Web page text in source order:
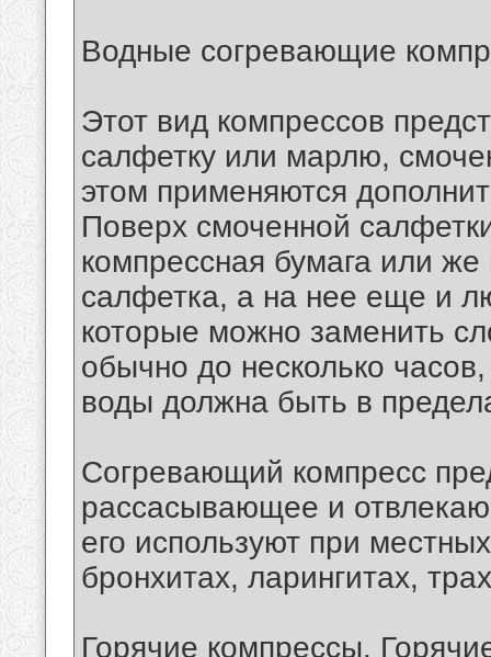
Водные согревающие
Этот вид компрессов
салфетку или марлю,
этом применяются
Поверх смоченной
компрессная бумага или
салфетка, а на нее еще и
которые можно заменить
обычно до несколько
воды должна быть в
Согревающий компресс
рассасывающее и
его используют при
бронхитах, ларингитах,
Горячие компрессы.